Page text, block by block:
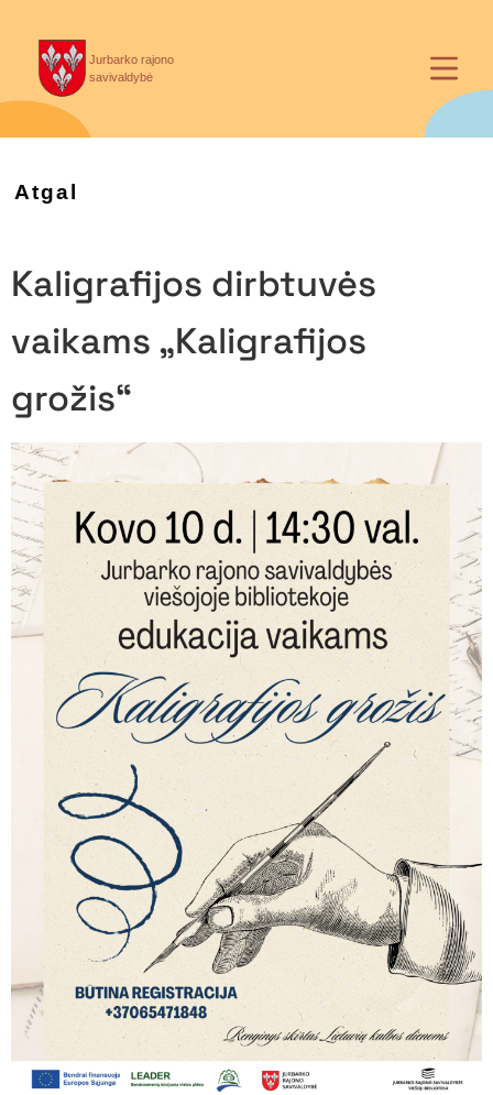
Jurbarko rajono
savivaldybė
Atgal
Kaligrafijos dirbtuvės
vaikams „Kaligrafijos
grožis“